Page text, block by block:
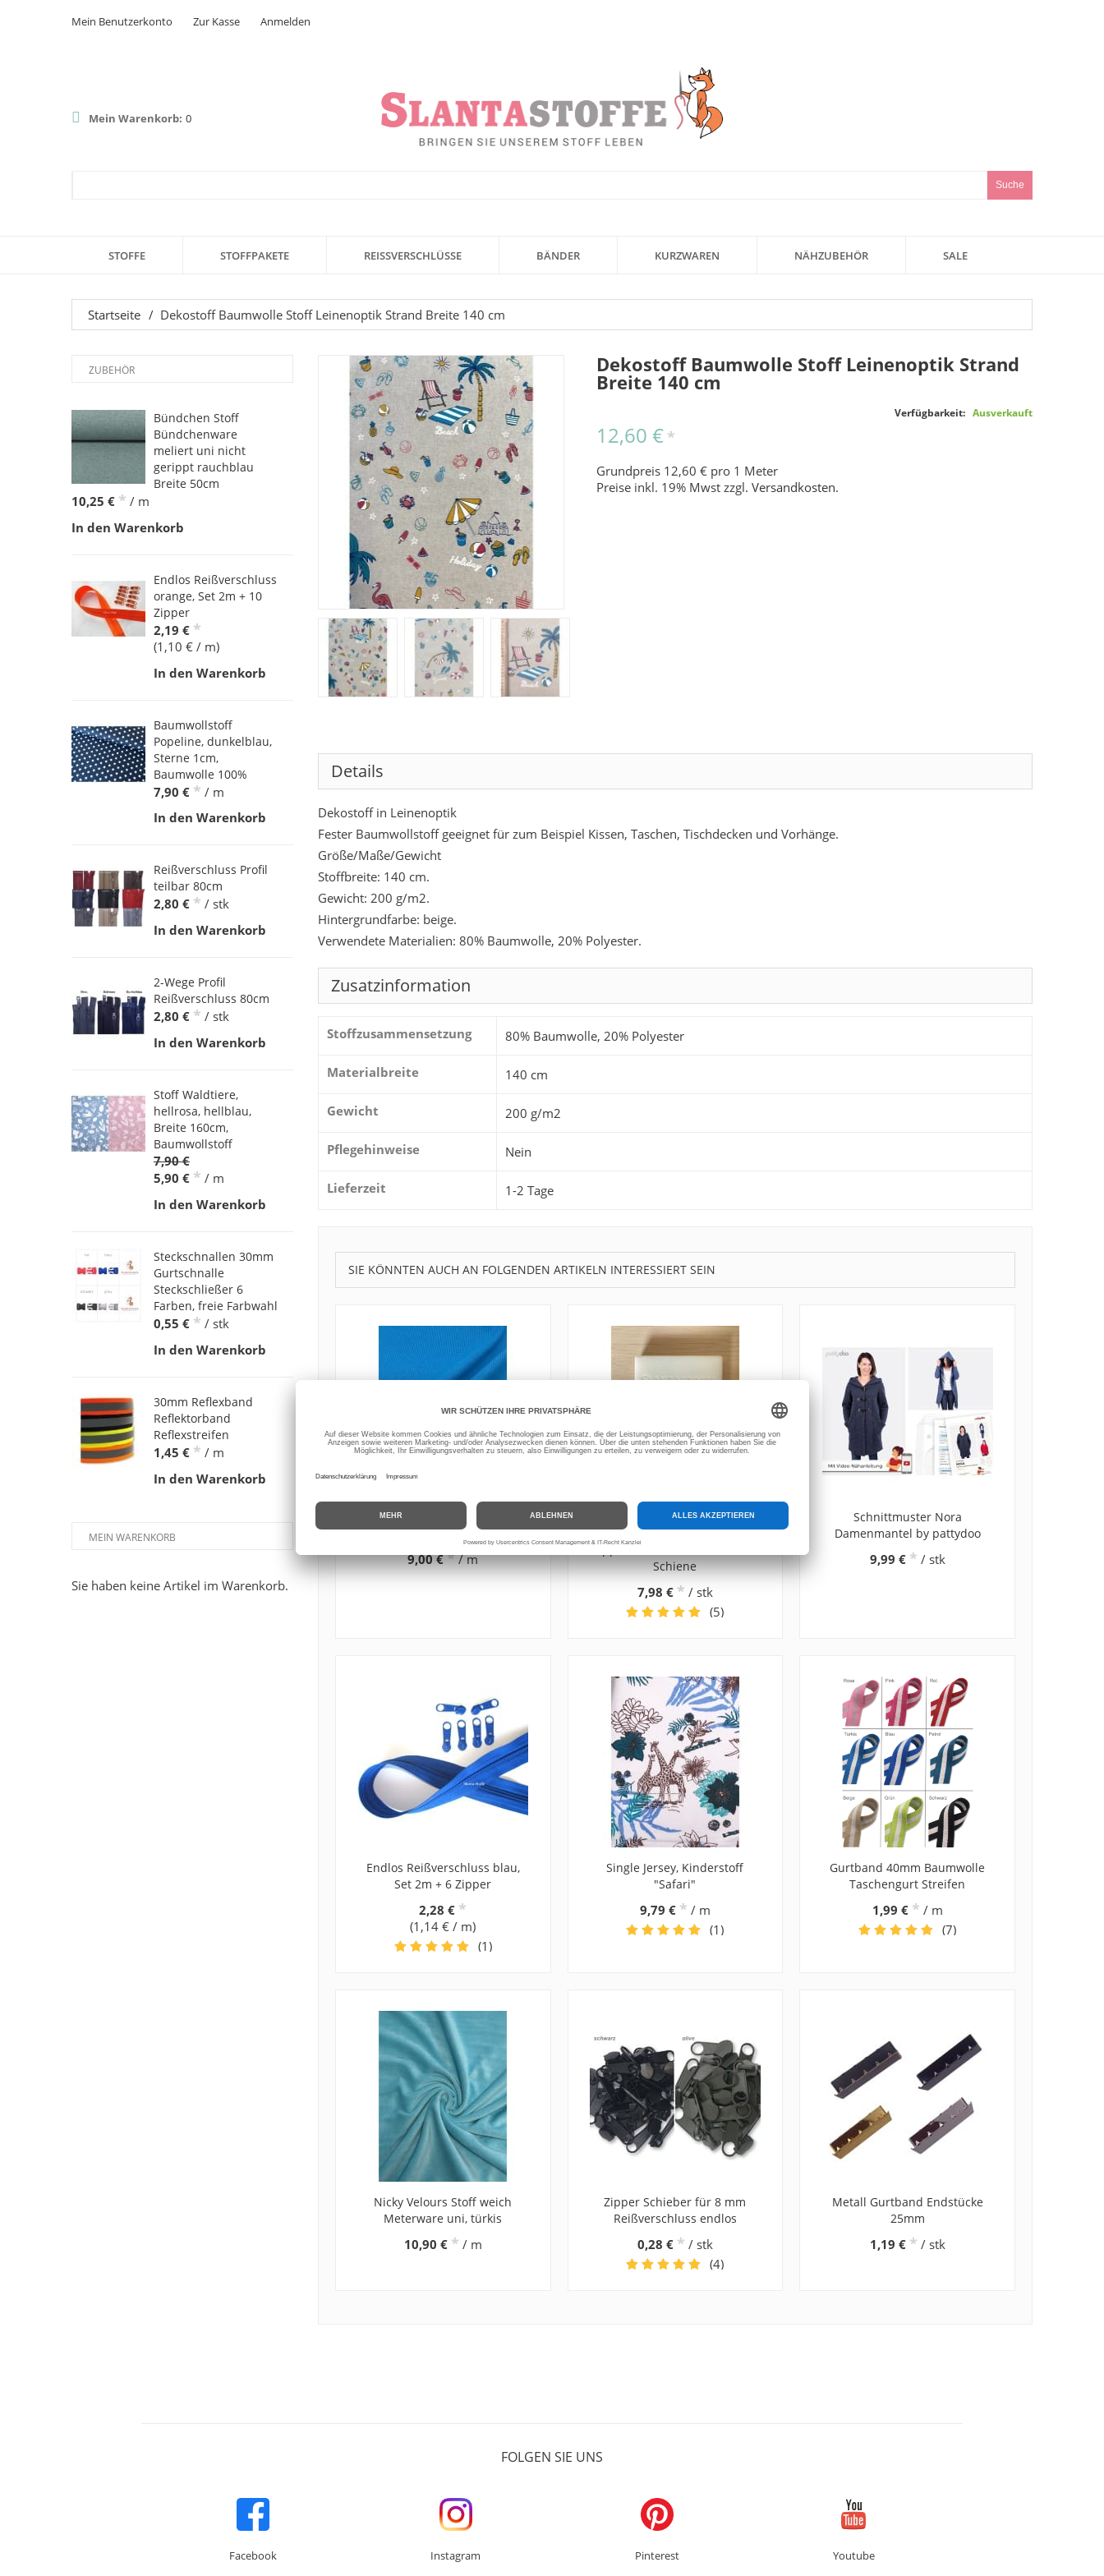
Mein Benutzerkonto Zur Kasse Anmelden
Mein Warenkorb: 0
Suche
STOFFE STOFFPAKETE REISSVERSCHLÜSSE BÄNDER KURZWAREN NÄHZUBEHÖR SALE
Startseite / Dekostoff Baumwolle Stoff Leinenoptik Strand Breite 140 cm
Dekostoff Baumwolle Stoff Leinenoptik Strand
Breite 140 cm
Verfügbarkeit: Ausverkauft
12,60 € *
Grundpreis 12,60 € pro 1 Meter
Preise inkl. 19% Mwst zzgl.Versandkosten.
Details
Dekostoff in Leinenoptik
Fester Baumwollstoff geeignet für zum Beispiel Kissen, Taschen, Tischdecken und Vorhänge.
Größe/Maße/Gewicht
Stoffbreite: 140 cm.
Gewicht: 200 g/m2.
Hintergrundfarbe: beige.
Verwendete Materialien: 80% Baumwolle, 20% Polyester.
Zusatzinformation
Stoffzusammensetzung 80% Baumwolle, 20% Polyester
Materialbreite 140 cm
Gewicht 200 g/m2
Pflegehinweise Nein
Lieferzeit 1-2 Tage
SIE KÖNNTEN AUCH AN FOLGENDEN ARTIKELN INTERESSIERT SEIN
Bündchen Stoff Meterware
gerippt uni Schlauch aqua
9,00 € * / m
Zipper Einfädler für endlos
Reißverschluss,
Zippereinfädler für 3, 5, 8 mm
Schiene
7,98 € * / stk
(5)
Schnittmuster Nora
Damenmantel by pattydoo
9,99 € * / stk
Endlos Reißverschluss blau,
Set 2m + 6 Zipper
2,28 € *
(1,14 € / m)
(1)
Single Jersey, Kinderstoff
"Safari"
9,79 € * / m
(1)
Gurtband 40mm Baumwolle
Taschengurt Streifen
1,99 € * / m
(7)
Nicky Velours Stoff weich
Meterware uni, türkis
10,90 € * / m
Zipper Schieber für 8 mm
Reißverschluss endlos
0,28 € * / stk
(4)
Metall Gurtband Endstücke
25mm
1,19 € * / stk
ZUBEHÖR
Bündchen Stoff
Bündchenware
meliert uni nicht
gerippt rauchblau
Breite 50cm
10,25 € * / m
In den Warenkorb
Endlos Reißverschluss
orange, Set 2m + 10
Zipper
2,19 € *
(1,10 € / m)
In den Warenkorb
Baumwollstoff
Popeline, dunkelblau,
Sterne 1cm,
Baumwolle 100%
7,90 € * / m
In den Warenkorb
Reißverschluss Profil
teilbar 80cm
2,80 € * / stk
In den Warenkorb
2-Wege Profil
Reißverschluss 80cm
2,80 € * / stk
In den Warenkorb
Stoff Waldtiere,
hellrosa, hellblau,
Breite 160cm,
Baumwollstoff
7,90 €
5,90 € * / m
In den Warenkorb
Steckschnallen 30mm
Gurtschnalle
Steckschließer 6
Farben, freie Farbwahl
0,55 € * / stk
In den Warenkorb
30mm Reflexband
Reflektorband
Reflexstreifen
1,45 € * / m
In den Warenkorb
MEIN WARENKORB
Sie haben keine Artikel im Warenkorb.
FOLGEN SIE UNS
Facebook Instagram Pinterest Youtube